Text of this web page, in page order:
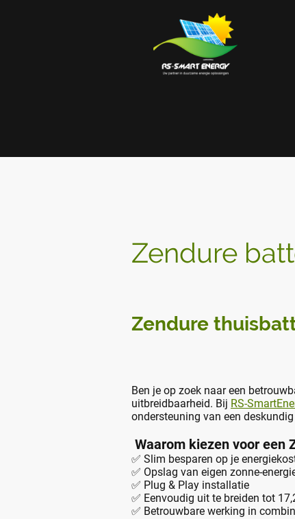
Zendure
Zendure
Ben je op zoek naar een
uitbreidbaarheid. Bij RS-
ondersteuning van een
Waarom kiezen voor een
✅ Slim besparen op je
✅ Opslag van eigen zonne-
✅ Plug & Play installatie
✅ Eenvoudig uit te breiden tot
✅ Betrouwbare werking in